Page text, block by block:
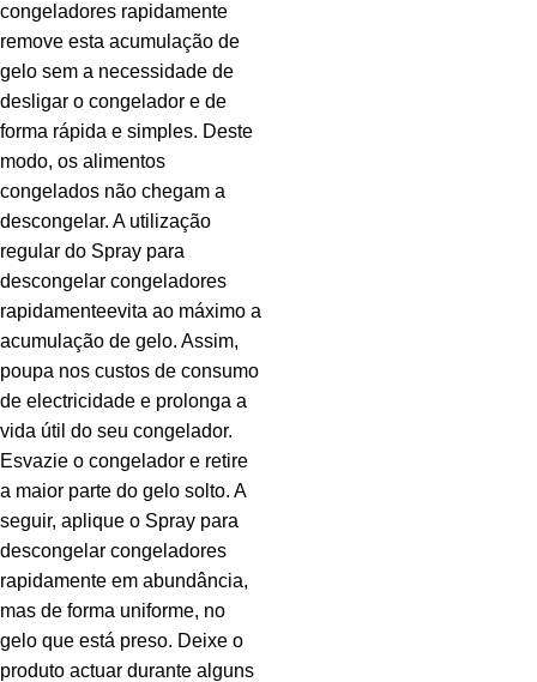
congeladores rapidamente
remove esta acumulação de
gelo sem a necessidade de
desligar o congelador e de
forma rápida e simples. Deste
modo, os alimentos
congelados não chegam a
descongelar. A utilização
regular do Spray para
descongelar congeladores
rapidamenteevita ao máximo a
acumulação de gelo. Assim,
poupa nos custos de consumo
de electricidade e prolonga a
vida útil do seu congelador.
Esvazie o congelador e retire
a maior parte do gelo solto. A
seguir, aplique o Spray para
descongelar congeladores
rapidamente em abundância,
mas de forma uniforme, no
gelo que está preso. Deixe o
produto actuar durante alguns